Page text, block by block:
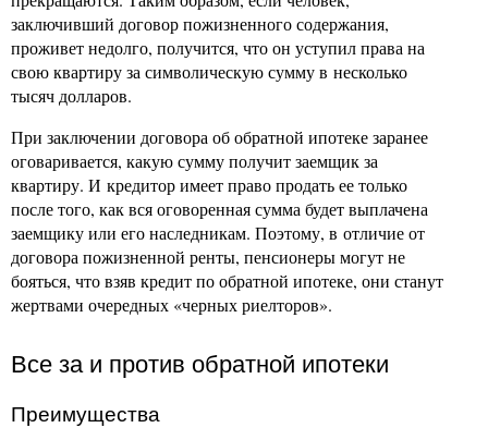
заключивший договор пожизненного содержания,
проживет недолго, получится, что он уступил права на
свою квартиру за символическую сумму в несколько
тысяч долларов.
При заключении договора об обратной ипотеке заранее
оговаривается, какую сумму получит заемщик за
квартиру. И кредитор имеет право продать ее только
после того, как вся оговоренная сумма будет выплачена
заемщику или его наследникам. Поэтому, в отличие от
договора пожизненной ренты, пенсионеры могут не
бояться, что взяв кредит по обратной ипотеке, они станут
жертвами очередных «черных риелторов».
Все за и против обратной ипотеки
Преимущества